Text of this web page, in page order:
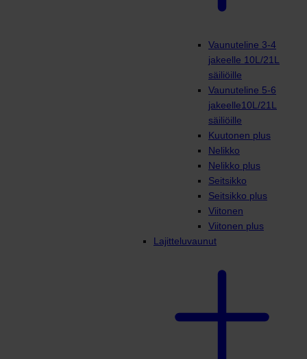
Vaunuteline 3-4
jakeelle 10L/21L
säiliöille
Vaunuteline 5-6
jakeelle10L/21L
säiliöille
Kuutonen plus
Nelikko
Nelikko plus
Seitsikko
Seitsikko plus
Viitonen
Viitonen plus
Lajitteluvaunut